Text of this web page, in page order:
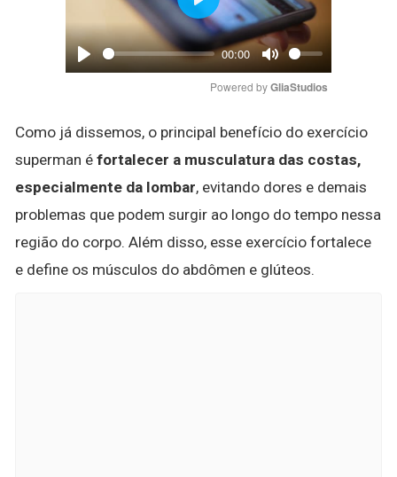
Play
00:00
Mute
Play
Powered by GliaStudios
Como já dissemos, o principal benefício do exercício
superman é fortalecer a musculatura das costas,
especialmente da lombar, evitando dores e demais
problemas que podem surgir ao longo do tempo nessa
região do corpo. Além disso, esse exercício fortalece
e define os músculos do abdômen e glúteos.